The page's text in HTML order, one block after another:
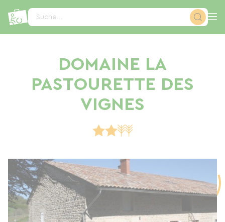
Suche...
DOMAINE LA
PASTOURETTE DES
VIGNES
Cookie-Einstellungen